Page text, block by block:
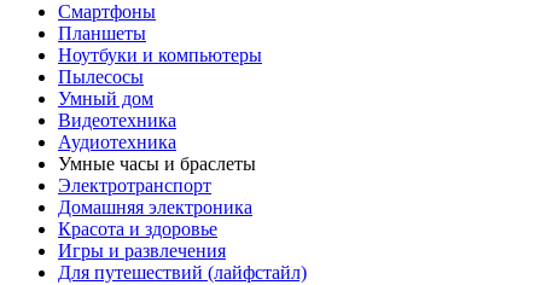
Смартфоны
Планшеты
Ноутбуки и компьютеры
Пылесосы
Умный дом
Видеотехника
Аудиотехника
Умные часы и браслеты
Электротранспорт
Домашняя электроника
Красота и здоровье
Игры и развлечения
Для путешествий (лайфстайл)